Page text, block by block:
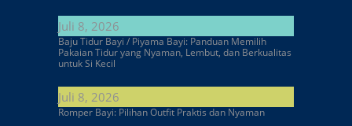
Juli 8, 2026
Baju Tidur Bayi / Piyama Bayi: Panduan Memilih
Pakaian Tidur yang Nyaman, Lembut, dan Berkualitas
untuk Si Kecil
Juli 8, 2026
Romper Bayi: Pilihan Outfit Praktis dan Nyaman